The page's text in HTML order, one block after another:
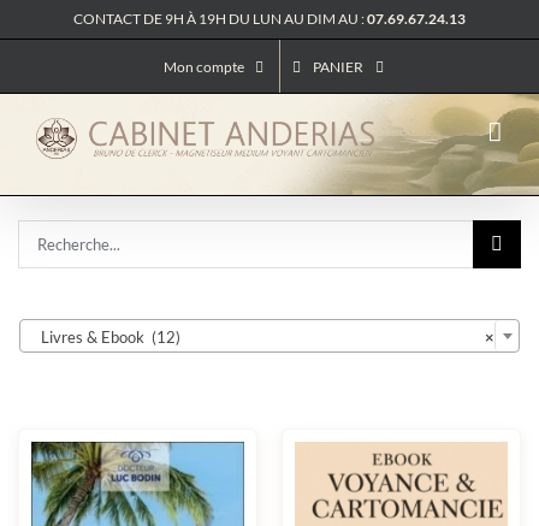
au
CONTACT DE 9H À 19H DU LUN AU DIM AU :07.69.67.24.13
Mon compte PANIER
×
Livres & Ebook (12)